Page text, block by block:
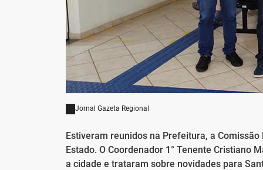
Jornal Gazeta Regional
Estiveram reunidos na Prefeitura, a
Estado. O Coordenador 1° Tenente Cristiano
a cidade e trataram sobre novidades para